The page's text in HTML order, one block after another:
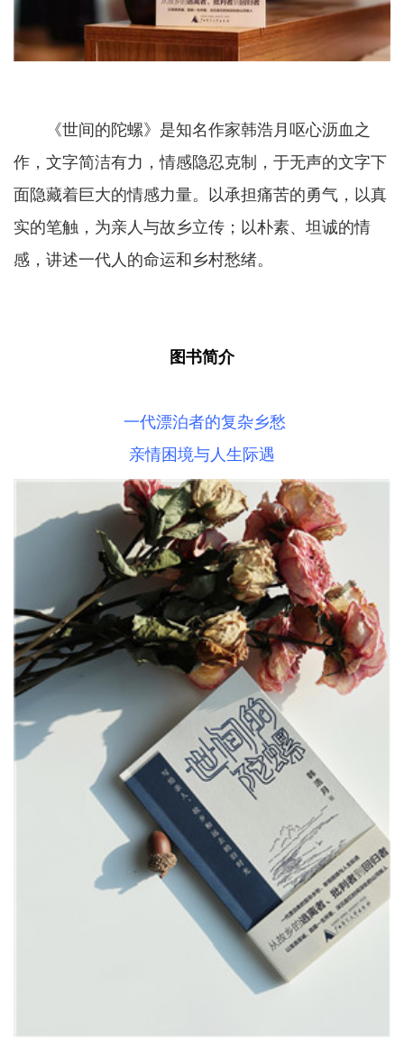
《世间的陀螺》是知名作家韩浩月呕心沥血之
作，文字简洁有力，情感隐忍克制，于无声的文字下
面隐藏着巨大的情感力量。以承担痛苦的勇气，以真
实的笔触，为亲人与故乡立传；以朴素、坦诚的情
感，讲述一代人的命运和乡村愁绪。
图书简介
一代漂泊者的复杂乡愁
亲情困境与人生际遇